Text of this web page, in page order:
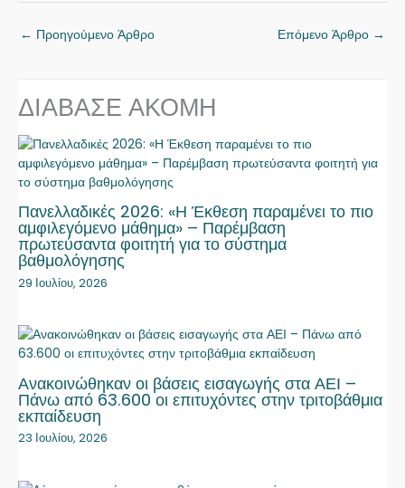
← Προηγούμενο Άρθρο Επόμενο Άρθρο →
ΔΙΑΒΑΣΕ ΑΚΟΜΗ
Πανελλαδικές 2026: «Η Έκθεση παραμένει το πιο
αμφιλεγόμενο μάθημα» – Παρέμβαση
πρωτεύσαντα φοιτητή για το σύστημα
βαθμολόγησης
29 Ιουλίου, 2026
Ανακοινώθηκαν οι βάσεις εισαγωγής στα ΑΕΙ –
Πάνω από 63.600 οι επιτυχόντες στην τριτοβάθμια
εκπαίδευση
23 Ιουλίου, 2026